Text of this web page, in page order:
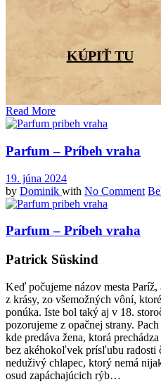
KÚPIŤ TU
Read More
Parfum – Príbeh vraha
19. júna 2024
by Dominik with No Comment
Parfum – Príbeh vraha
Patrick Süskind
Keď počujeme názov mesta
z krásy, zo všemožných vôní,
ponúka. Iste bol taký aj v 18.
pozorujeme z opačnej strany.
kde predáva žena, ktorá
bez akéhokoľvek prísľubu radosti
neduživý chlapec, ktorý nemá
osud zapáchajúcich rýb…